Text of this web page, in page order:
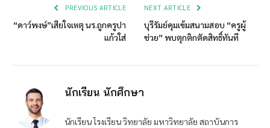
PREVIOUS ARTICLE
“ดาว์พงษ์”เสียใจเหตุ นร.ถูกครูปา
แก้วใส่
NEXT ARTICLE
บุรีรัมย์คุมเข้มสนามสอบ “ครูผู้
ช่วย” พบตุกติกตัดสิทธิ์ทันที
นักเรียน นักศึกษา
นักเรียน โรงเรียน วิทยาลัย มหาวิทยาลัย สถาบันการ